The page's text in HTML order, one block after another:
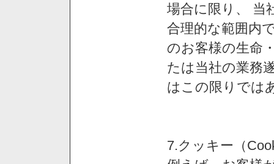
場合に限り、 当
合理的な範囲内
のお客様の生命
たは当社の業務
はこの限りでは
7.クッキー（